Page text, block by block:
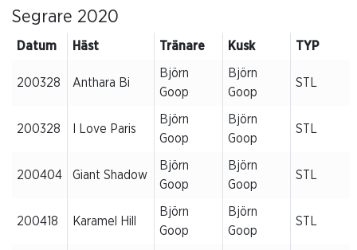
Segrare 2020
Datum Häst Tränare Kusk TYP
200328 Anthara Bi
Björn
Goop
Björn
Goop
STL
200328 I Love Paris
Björn
Goop
Björn
Goop
STL
200404 Giant Shadow
Björn
Goop
Björn
Goop
STL
200418 Karamel Hill
Björn
Goop
Björn
Goop
STL